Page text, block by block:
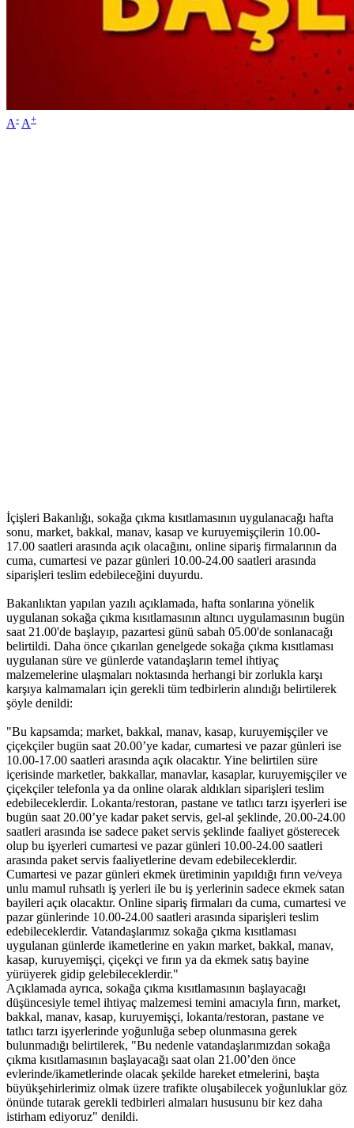
A- A+
İçişleri Bakanlığı, sokağa çıkma kısıtlamasının uygulanacağı hafta
sonu, market, bakkal, manav, kasap ve kuruyemişçilerin 10.00-
17.00 saatleri arasında açık olacağını, online sipariş firmalarının da
cuma, cumartesi ve pazar günleri 10.00-24.00 saatleri arasında
siparişleri teslim edebileceğini duyurdu.
Bakanlıktan yapılan yazılı açıklamada, hafta sonlarına yönelik
uygulanan sokağa çıkma kısıtlamasının altıncı uygulamasının bugün
saat 21.00'de başlayıp, pazartesi günü sabah 05.00'de sonlanacağı
belirtildi. Daha önce çıkarılan genelgede sokağa çıkma kısıtlaması
uygulanan süre ve günlerde vatandaşların temel ihtiyaç
malzemelerine ulaşmaları noktasında herhangi bir zorlukla karşı
karşıya kalmamaları için gerekli tüm tedbirlerin alındığı belirtilerek
şöyle denildi:
"Bu kapsamda; market, bakkal, manav, kasap, kuruyemişçiler ve
çiçekçiler bugün saat 20.00’ye kadar, cumartesi ve pazar günleri ise
10.00-17.00 saatleri arasında açık olacaktır. Yine belirtilen süre
içerisinde marketler, bakkallar, manavlar, kasaplar, kuruyemişçiler ve
çiçekçiler telefonla ya da online olarak aldıkları siparişleri teslim
edebileceklerdir. Lokanta/restoran, pastane ve tatlıcı tarzı işyerleri ise
bugün saat 20.00’ye kadar paket servis, gel-al şeklinde, 20.00-24.00
saatleri arasında ise sadece paket servis şeklinde faaliyet gösterecek
olup bu işyerleri cumartesi ve pazar günleri 10.00-24.00 saatleri
arasında paket servis faaliyetlerine devam edebileceklerdir.
Cumartesi ve pazar günleri ekmek üretiminin yapıldığı fırın ve/veya
unlu mamul ruhsatlı iş yerleri ile bu iş yerlerinin sadece ekmek satan
bayileri açık olacaktır. Online sipariş firmaları da cuma, cumartesi ve
pazar günlerinde 10.00-24.00 saatleri arasında siparişleri teslim
edebileceklerdir. Vatandaşlarımız sokağa çıkma kısıtlaması
uygulanan günlerde ikametlerine en yakın market, bakkal, manav,
kasap, kuruyemişçi, çiçekçi ve fırın ya da ekmek satış bayine
yürüyerek gidip gelebileceklerdir."
Açıklamada ayrıca, sokağa çıkma kısıtlamasının başlayacağı
düşüncesiyle temel ihtiyaç malzemesi temini amacıyla fırın, market,
bakkal, manav, kasap, kuruyemişçi, lokanta/restoran, pastane ve
tatlıcı tarzı işyerlerinde yoğunluğa sebep olunmasına gerek
bulunmadığı belirtilerek, "Bu nedenle vatandaşlarımızdan sokağa
çıkma kısıtlamasının başlayacağı saat olan 21.00’den önce
evlerinde/ikametlerinde olacak şekilde hareket etmelerini, başta
büyükşehirlerimiz olmak üzere trafikte oluşabilecek yoğunluklar göz
önünde tutarak gerekli tedbirleri almaları hususunu bir kez daha
istirham ediyoruz" denildi.